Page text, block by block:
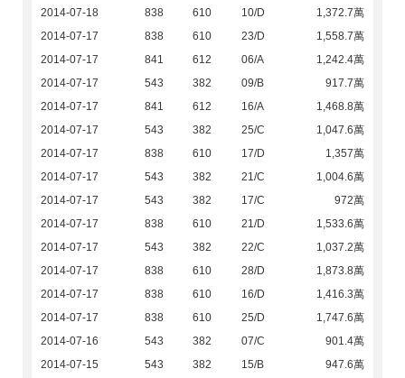
2014-07-18
838 610 10/D
1,372.7萬
2014-07-17
838 610 23/D
1,558.7萬
2014-07-17
841 612 06/A
1,242.4萬
2014-07-17
543 382 09/B
917.7萬
2014-07-17
841 612 16/A
1,468.8萬
2014-07-17
543 382 25/C
1,047.6萬
2014-07-17
838 610 17/D
1,357萬
2014-07-17
543 382 21/C
1,004.6萬
2014-07-17
543 382 17/C
972萬
2014-07-17
838 610 21/D
1,533.6萬
2014-07-17
543 382 22/C
1,037.2萬
2014-07-17
838 610 28/D
1,873.8萬
2014-07-17
838 610 16/D
1,416.3萬
2014-07-17
838 610 25/D
1,747.6萬
2014-07-16
543 382 07/C
901.4萬
2014-07-15
543 382 15/B
947.6萬